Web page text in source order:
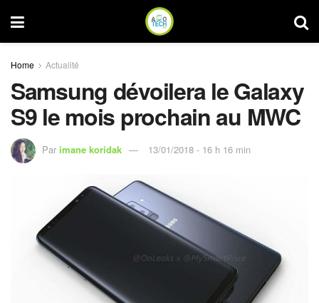
Home Actualité
Samsung dévoilera le Galaxy
S9 le mois prochain au MWC
Par imane koridak 13/01/2018 - 16 h 16 min